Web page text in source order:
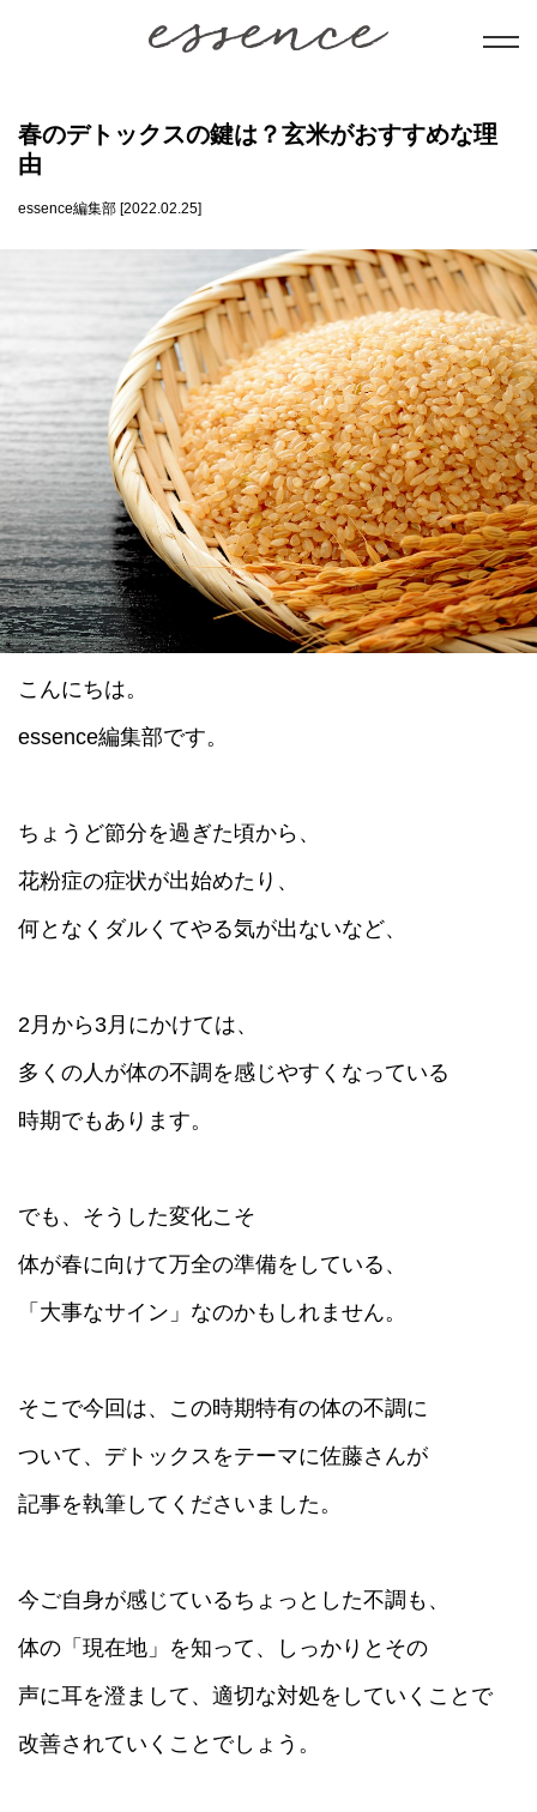
日本文化
会員コンテンツ
datum house について 利用規約
運営会社 個人情報保護方針
会員登録
春のデトックスの鍵は？玄米がおすすめな理
由
essence編集部 [2022.02.25]
こんにちは。
essence編集部です。
ちょうど節分を過ぎた頃から、
花粉症の症状が出始めたり、
何となくダルくてやる気が出ないなど、
2月から3月にかけては、
多くの人が体の不調を感じやすくなっている
時期でもあります。
でも、そうした変化こそ
体が春に向けて万全の準備をしている、
「大事なサイン」なのかもしれません。
そこで今回は、この時期特有の体の不調に
ついて、デトックスをテーマに佐藤さんが
記事を執筆してくださいました。
今ご自身が感じているちょっとした不調も、
体の「現在地」を知って、しっかりとその
声に耳を澄まして、適切な対処をしていくことで
改善されていくことでしょう。